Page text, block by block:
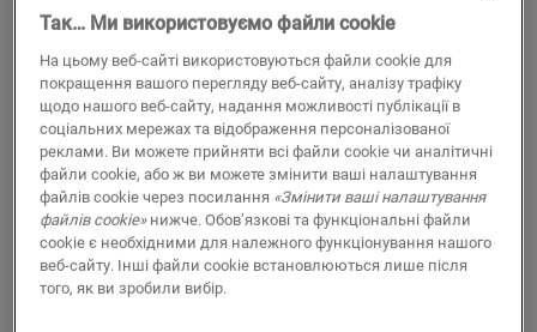
Гнучкий плінтус під фарбування
АКСЕСУАРИ ДЛЯ ЛАМІНАТА
ВОДОСТІЙКИЙ ГНУЧКИЙ ПЛІНТУС ПІД ФАРБУВАННЯ
QSFLEXSKR
Красива обробка
Для ламінатної підлоги
Для паркетної підлоги
Для вінілової підлоги
Так… Ми використовуємо файли cookie
На цьому веб-сайті використовуються файли cookie для
покращення вашого перегляду веб-сайту, аналізу трафіку
щодо нашого веб-сайту, надання можливості публікації в
соціальних мережах та відображення персоналізованої
реклами. Ви можете прийняти всі файли cookie чи аналітичні
файли cookie, або ж ви можете змінити ваші налаштування
файлів cookie через посилання «Змінити ваші налаштування
файлів cookie»нижче. Обов’язкові та функціональні файли
cookie є необхідними для належного функціонування нашого
веб-сайту. Інші файли cookie встановлюються лише після
того, як ви зробили вибір.